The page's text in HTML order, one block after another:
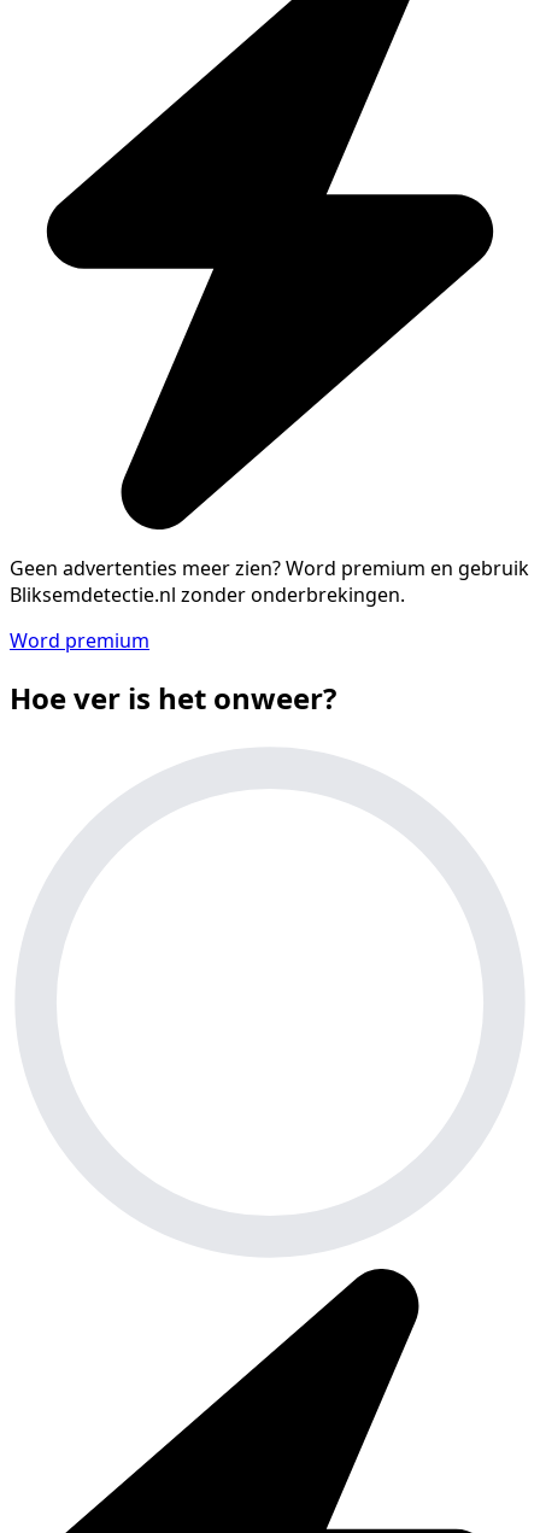
Geen advertenties meer zien?Word premium en gebruik
Bliksemdetectie.nl zonder onderbrekingen.
Word premium
Hoe ver is het onweer?